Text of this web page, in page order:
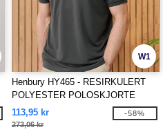
W1
Henbury HY465 - RESIRKULERT
POLYESTER POLOSKJORTE
113,95 kr
273,06 kr
-58%